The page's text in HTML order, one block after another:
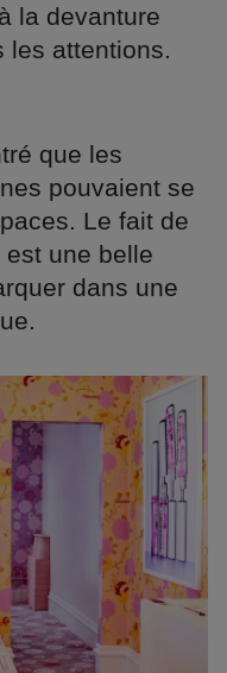
la devanture
les attentions.
que les
pouvaient se
Le fait de
une belle
dans une